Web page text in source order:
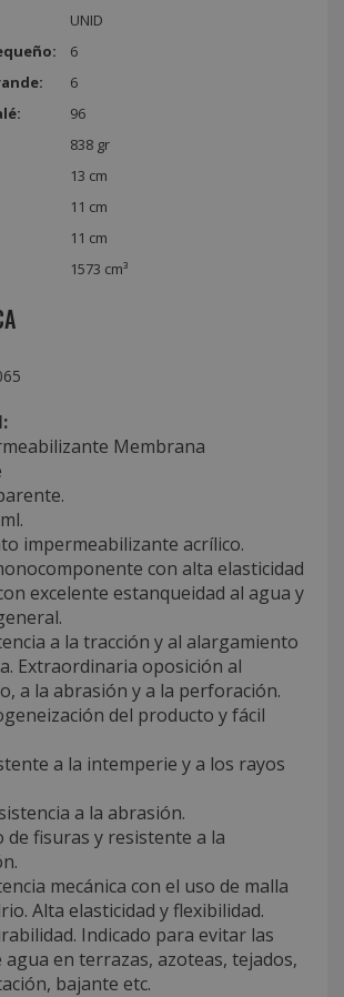
UNID
6
6
96
838 gr
13 cm
11 cm
11 cm
1573 cm³
Membrana
impermeabilizante acrílico.
con alta elasticidad
excelente estanqueidad al agua y
a la tracción y al alargamiento
Extraordinaria oposición al
a la abrasión y a la perforación.
del producto y fácil
a la intemperie y a los rayos
a la abrasión.
de fisuras y resistente a la
mecánica con el uso de malla
Alta elasticidad y flexibilidad.
Indicado para evitar las
en terrazas, azoteas, tejados,
bajante etc.